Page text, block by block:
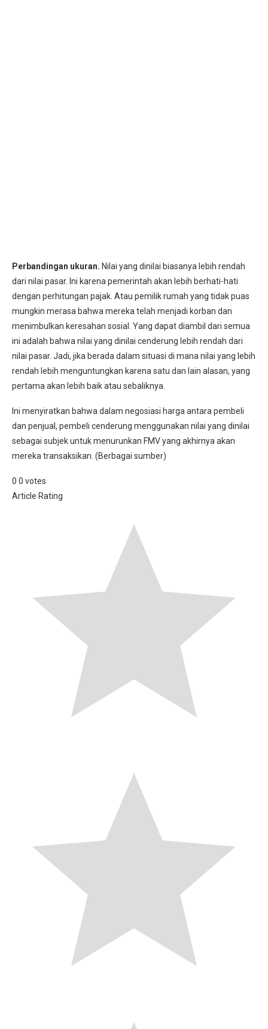
Perbandingan ukuran. Nilai yang dinilai biasanya lebih rendah
dari nilai pasar. Ini karena pemerintah akan lebih berhati-hati
dengan perhitungan pajak. Atau pemilik rumah yang tidak puas
mungkin merasa bahwa mereka telah menjadi korban dan
menimbulkan keresahan sosial. Yang dapat diambil dari semua
ini adalah bahwa nilai yang dinilai cenderung lebih rendah dari
nilai pasar. Jadi, jika berada dalam situasi di mana nilai yang lebih
rendah lebih menguntungkan karena satu dan lain alasan, yang
pertama akan lebih baik atau sebaliknya.
Ini menyiratkan bahwa dalam negosiasi harga antara pembeli
dan penjual, pembeli cenderung menggunakan nilai yang dinilai
sebagai subjek untuk menurunkan FMV yang akhirnya akan
mereka transaksikan. (Berbagai sumber)
0 0 votes
Article Rating